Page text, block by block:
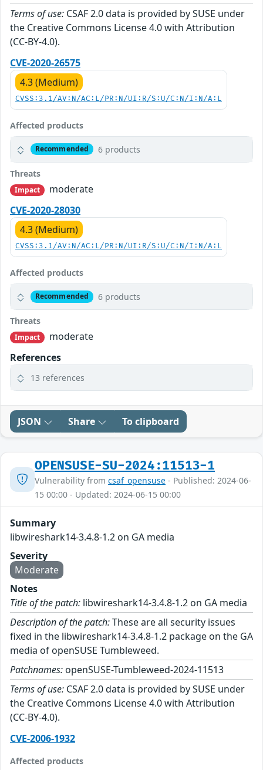
Terms of use: CSAF 2.0 data is provided by SUSE under
the Creative Commons License 4.0 with Attribution
(CC-BY-4.0).
CVE-2020-26575
4.3 (Medium)
CVSS:3.1/AV:N/AC:L/PR:N/UI:R/S:U/C:N/I:N/A:L
Affected products
Recommended 6 products
Threats
Impact
moderate
CVE-2020-28030
4.3 (Medium)
CVSS:3.1/AV:N/AC:L/PR:N/UI:R/S:U/C:N/I:N/A:L
Affected products
Recommended 6 products
Threats
Impact
moderate
References
13 references
JSON Share To clipboard
OPENSUSE-SU-2024:11513-1
Vulnerability from csaf_opensuse - Published: 2024-06-
15 00:00 - Updated: 2024-06-15 00:00
Summary
libwireshark14-3.4.8-1.2 on GA media
Severity
Moderate
Notes
Title of the patch: libwireshark14-3.4.8-1.2 on GA media
Description of the patch:These are all security issues
fixed in the libwireshark14-3.4.8-1.2 package on the GA
media of openSUSE Tumbleweed.
Patchnames: openSUSE-Tumbleweed-2024-11513
Terms of use: CSAF 2.0 data is provided by SUSE under
the Creative Commons License 4.0 with Attribution
(CC-BY-4.0).
CVE-2006-1932
Affected products